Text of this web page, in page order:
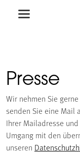
Presse
Wir nehmen Sie
senden Sie eine Mail
Ihrer Mailadresse
Umgang mit den
unseren